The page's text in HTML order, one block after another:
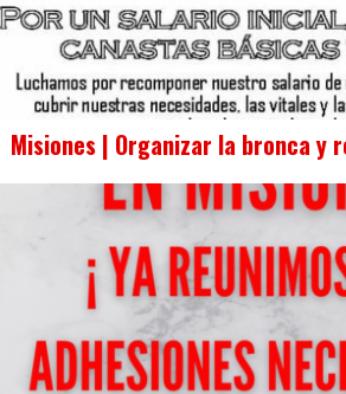
Misiones | Organizar la bronca y